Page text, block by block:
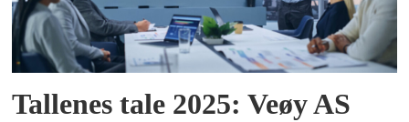
Tallenes tale 2025: Veøy AS